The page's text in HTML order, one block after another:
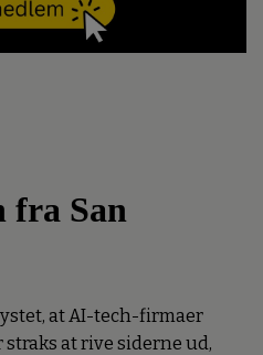
fra San
at AI-tech-firmaer
at rive siderne ud,